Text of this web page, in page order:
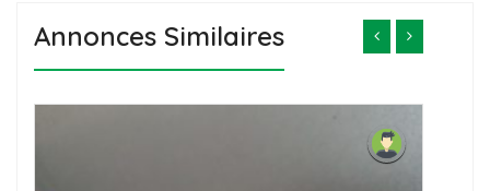
Annonces Similaires